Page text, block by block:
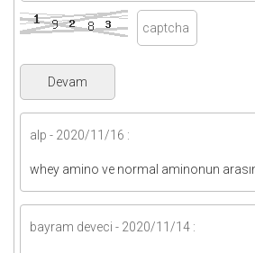
alp - 2020/11/16 :
whey amino ve normal aminonun
bayram deveci - 2020/11/14 :